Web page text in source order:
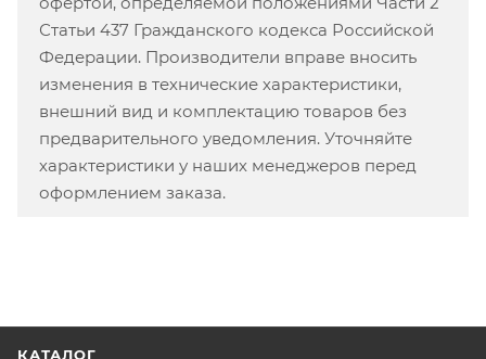
Статьи 437 Гражданского кодекса Российской
Федерации. Производители вправе вносить
изменения в технические характеристики,
внешний вид и комплектацию товаров без
предварительного уведомления. Уточняйте
характеристики у наших менеджеров перед
оформлением заказа.
КАТАЛОГ